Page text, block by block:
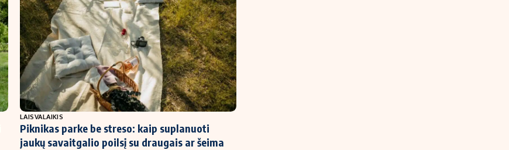
Akcijų rinka
Saulės elektrinės
Kriptovaliutos
Infliacija
Migracija
Indėliai
Indėlių skaičiuoklė
Būsto finansai
Įdomios naujienos
LAISVALAIKIS
Piknikas parke be streso: kaip suplanuoti
jaukų savaitgalio poilsį su draugais ar šeima